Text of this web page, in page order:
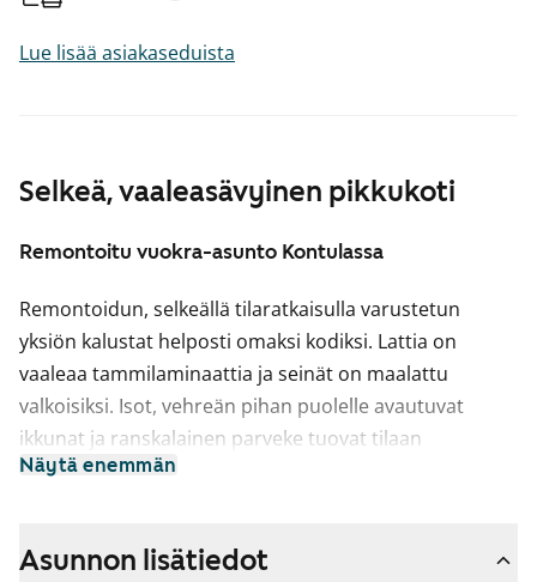
Selkeä, vaaleasävyinen pikkukoti
Remontoitu vuokra-asunto Kontulassa
Remontoidun, selkeällä tilaratkaisulla varustetun
yksiön kalustat helposti omaksi kodiksi. Lattia on
vaaleaa tammilaminaattia ja seinät on maalattu
valkoisiksi. Isot, vehreän pihan puolelle avautuvat
ikkunat ja ranskalainen parveke tuovat tilaan
ilmavuutta ja valoa. Erillisessä keittiössä mahtuu
välinen tila sekä työtaso ovat harmaata laminaattia.
Näytä enemmän
Lue lisää asiakaseduista
Asunnon lisätiedot